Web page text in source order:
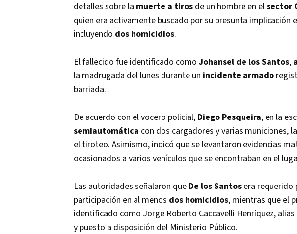
detalles sobre la muerte a tiros de un hombre en elsector
quien era activamente buscado por su presunta implicación
incluyendo dos homicidios.
El fallecido fue identificado como Johansel de los Santos,
la madrugada del lunes durante un incidente armado
barriada.
De acuerdo con el vocero policial, Diego Pesqueira, en la
semiautomática con dos cargadores y varias municiones,
el tiroteo. Asimismo, indicó que se levantaron evidencias
ocasionados a varios vehículos que se encontraban en el
Las autoridades señalaron que De los Santos era requerido
participación en al menos dos homicidios, mientras que el
identificado como Jorge Roberto Caccavelli Henríquez,
y puesto a disposición del Ministerio Público.